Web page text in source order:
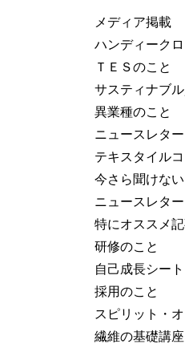
メディア掲載
ハンディーク
ＴＥＳのこと
サスティナブ
異業種のこと
ニュースレタ
テキスタイル
今さら聞けな
ニュースレター
特にオススメ
研修のこと
自己成長シート
採用のこと
スピリット・
繊維の基礎講座